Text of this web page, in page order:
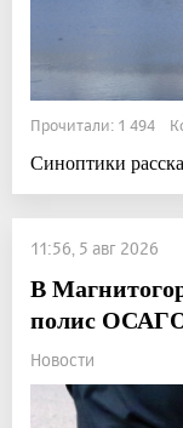
Прочитали: 1 494
Синоптики
11:56, 5 авг 2026
В
полис
Новости